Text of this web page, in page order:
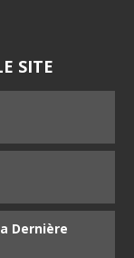
SITE
Dernière